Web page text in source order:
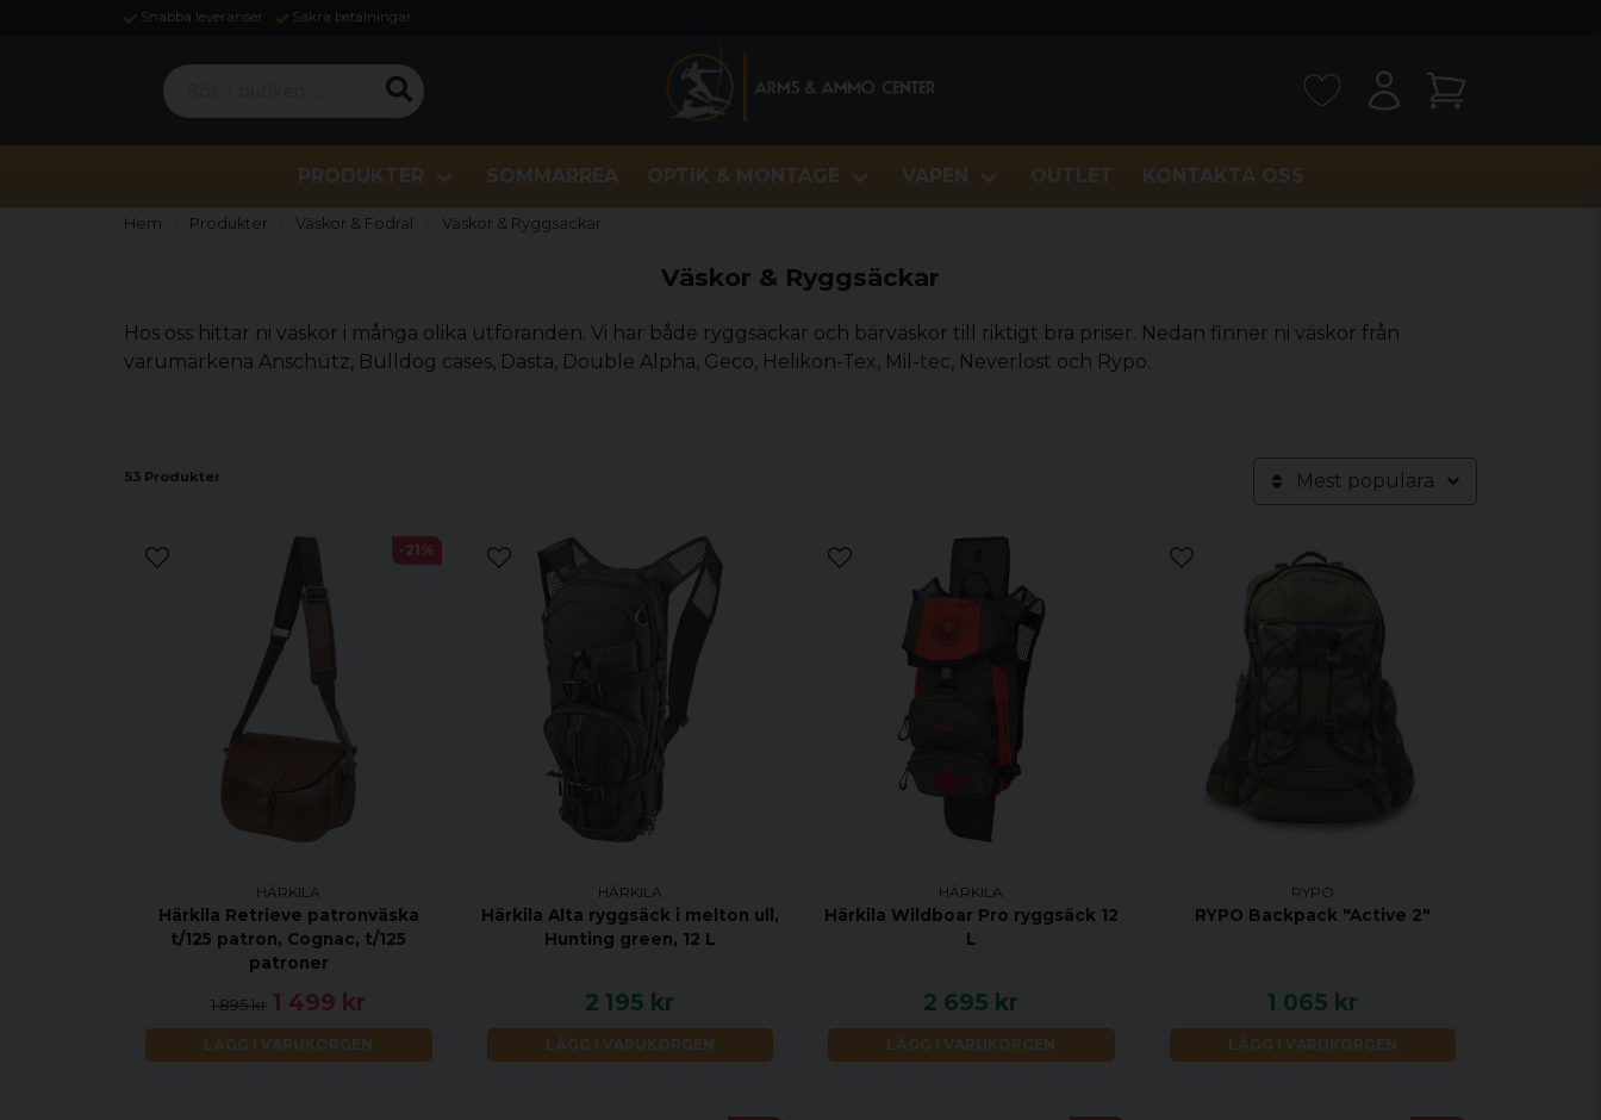
Snabba leveranser Säkra betalningar
Sök i butiken ...
PRODUKTER SOMMARREA OPTIK & MONTAGE VAPEN OUTLET KONTAKTA OSS
Hem Produkter Väskor & Fodral Väskor & Ryggsäckar
Väskor & Ryggsäckar
Hos oss hittar ni väskor i många olika utföranden. Vi har både ryggsäckar och bärväskor till riktigt bra priser. Nedan finner ni väskor från
varumärkena Anschütz, Bulldog cases, Dasta, Double Alpha, Geco, Helikon-Tex, Mil-tec, Neverlost och Rypo.
53 Produkter Mest populära
HÄRKILA
Härkila Retrieve patronväska
t/125 patron, Cognac, t/125
patroner
1 895 kr 1 499 kr
LÄGG I VARUKORGEN
-21%
HÄRKILA
Härkila Alta ryggsäck i melton ull,
Hunting green, 12 L
2 195 kr
LÄGG I VARUKORGEN
HÄRKILA
Härkila Wildboar Pro ryggsäck 12
L
2 695 kr
LÄGG I VARUKORGEN
RYPO
RYPO Backpack "Active 2"
1 065 kr
LÄGG I VARUKORGEN